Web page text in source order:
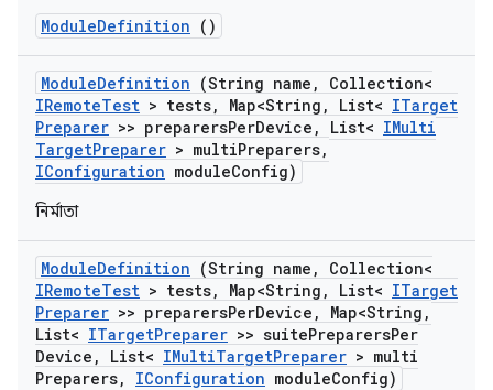
ModuleDefinition ()
ModuleDefinition (String name ,
Collection<
IRemoteTest > tests, Map<String , List< ITarget
Preparer >> preparersPerDevice , List< IMulti
TargetPreparer > multiPreparers,
IConfiguration moduleConfig)
নির্মাতা
ModuleDefinition (String name ,
Collection<
IRemoteTest > tests, Map<String , List< ITarget
Preparer >> preparersPerDevice , Map<String ,
List< ITargetPreparer >> suitePreparersPer
Device , List< IMultiTargetPreparer > multi
Preparers, IConfiguration moduleConfig)